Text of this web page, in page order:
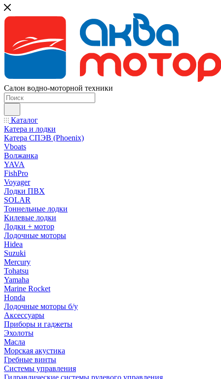
Салон водно-моторной техники
Каталог
Катера и лодки
Катера СПЭВ (Phoenix)
Vboats
Волжанка
YAVA
FishPro
Voyager
Лодки ПВХ
SOLAR
Тоннельные лодки
Килевые лодки
Лодки + мотор
Лодочные моторы
Hidea
Suzuki
Mercury
Tohatsu
Yamaha
Marine Rocket
Honda
Лодочные моторы б/у
Аксессуары
Приборы и гаджеты
Эхолоты
Масла
Морская акустика
Гребные винты
Системы управления
Гидравлические системы рулевого управления